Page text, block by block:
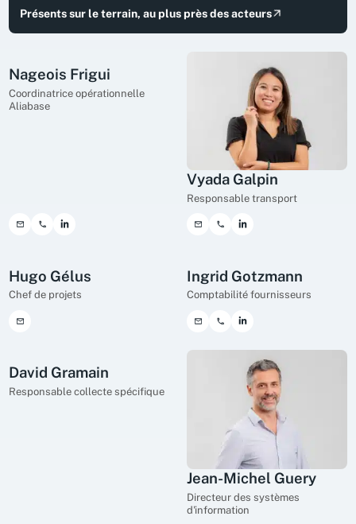
Présents sur le terrain, au plus près des acteurs
Nageois Frigui
Coordinatrice opérationnelle
Aliabase
Vyada Galpin
Responsable transport
Hugo Gélus
Chef de projets
Ingrid Gotzmann
Comptabilité fournisseurs
David Gramain
Responsable collecte spécifique
Jean-Michel Guery
Directeur des systèmes
d'information